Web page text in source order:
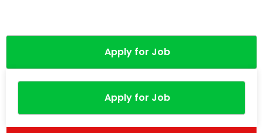
Apply for Job
Apply for Job